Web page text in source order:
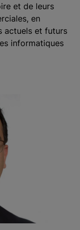
et de leurs
en
actuels et futurs
informatiques